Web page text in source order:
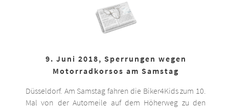
9. Juni 2018, Sperrungen wegen
Motorradkorsos am Samstag
Düsseldorf. Am Samstag fahren die Biker4Kids zum 10.
Mal von der Automeile auf dem Höherweg zu den